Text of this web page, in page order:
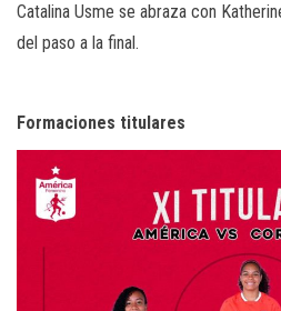
Catalina Usme se abraza con
del paso a la final.
Formaciones titulares